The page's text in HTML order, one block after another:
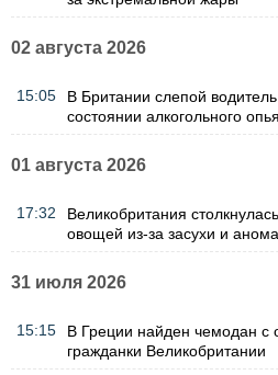
02 августа 2026
15:05
В Британии слепой
состоянии алкогольного
01 августа 2026
17:32
Великобритания
овощей из-за засухи и
31 июля 2026
15:15
В Греции найден чемодан с
гражданки Великобритании